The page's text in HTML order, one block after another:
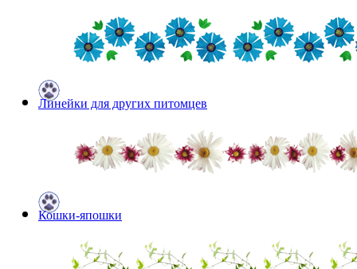
Линейки для других питомцев
Кошки-япошки